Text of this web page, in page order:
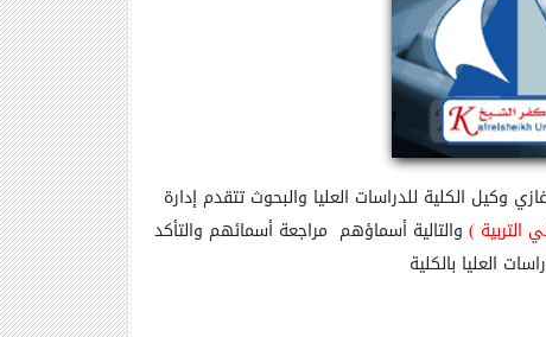
وكيل الكلية للدراسات العليا والبحوث تتقدم إدارة
التربية ) والتالية أسماؤهم مراجعة أسمائهم والتأكد
العليا بالكلية